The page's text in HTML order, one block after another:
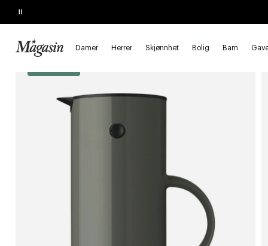
Pause
Damer Herrer Skjønnhet Bolig Barn
KJEMPETILBUD
Forside